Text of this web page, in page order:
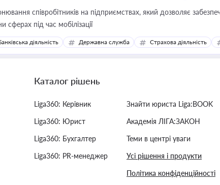
співробітників на підприємствах, який дозволяє
сферах під час мобілізації
діяльність Державна служба Страхова діяльність
Каталог рішень
Liga360: Керівник
Liga360: Юрист
Liga360: Бухгалтер
Liga360: PR-менеджер
Знайти юриста Liga:BOOK
Академія ЛІГА:ЗАКОН
Теми в центрі уваги
Усі рішення і продукти
Політика конфіденційності